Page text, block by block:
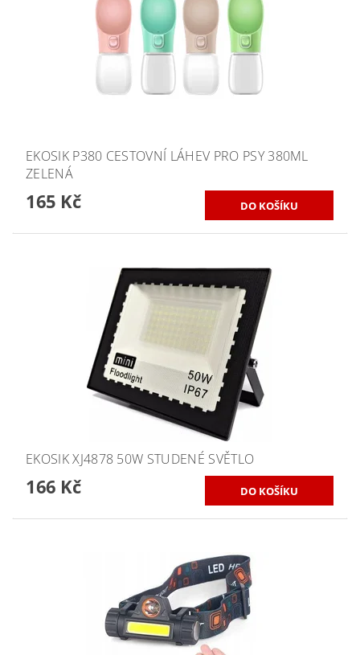
EKOSIK P380 CESTOVNÍ LÁHEV PRO PSY 380ML
ZELENÁ
165 Kč
EKOSIK XJ4878 50W STUDENÉ SVĚTLO
166 Kč